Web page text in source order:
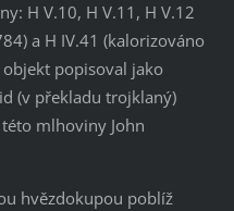
H V.10, H V.11, H V.12
a H IV.41 (kalorizováno
popisoval jako
(v překladu trojklaný)
mlhoviny John
hvězdokupou poblíž